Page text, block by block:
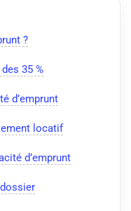
?
35 %
d’emprunt
locatif
d’emprunt